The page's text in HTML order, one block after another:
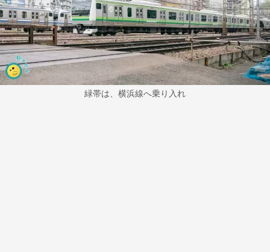
緑帯は、横浜線へ乗り入れ